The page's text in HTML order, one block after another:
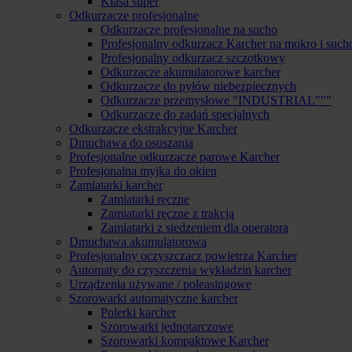
Odkurzacze profesjonalne
Odkurzacze profesjonalne na sucho
Profesjonalny odkurzacz Karcher na mokro i
Profesjonalny odkurzacz szczotkowy
Odkurzacze akumulatorowe karcher
Odkurzacze do pyłów niebezpiecznych
Odkurzacze przemysłowe "INDUSTRIAL"""
Odkurzacze do zadań specjalnych
Odkurzacze ekstrakcyjne Karcher
Dmuchawa do osuszania
Profesjonalne odkurzacze parowe Karcher
Profesjonalna myjka do okien
Zamiatarki karcher
Zamiatarki ręczne
Zamiatarki ręczne z trakcją
Zamiatarki z siedzeniem dla operatora
Dmuchawa akumulatorowa
Profesjonalny oczyszczacz powietrza Karcher
Automaty do czyszczenia wykładzin karcher
Urządzenia używane / poleasingowe
Szorowarki automatyczne karcher
Polerki karcher
Szorowarki jednotarczowe
Szorowarki kompaktowe Karcher